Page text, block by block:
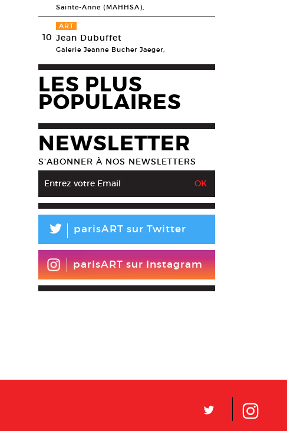
Sainte-Anne (MAHHSA),
10
ART
Jean Dubuffet
Galerie Jeanne Bucher Jaeger,
LES PLUS
POPULAIRES
NEWSLETTER
S’ABONNER À NOS NEWSLETTERS
L parisART sur Twitter
parisART sur Instagram
L